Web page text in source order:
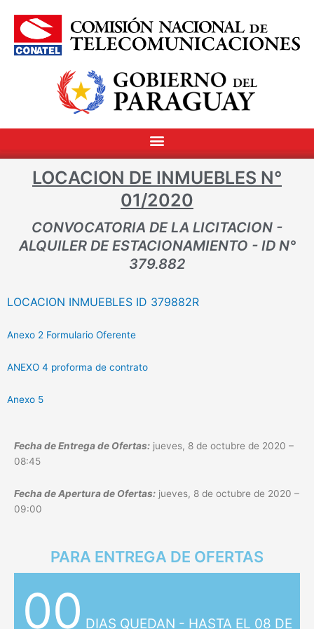
LOCACION DE INMUEBLES N°
01/2020
CONVOCATORIA DE LA LICITACION -
ALQUILER DE ESTACIONAMIENTO - ID N°
379.882
LOCACION INMUEBLES ID 379882R
Anexo 2 Formulario Oferente
ANEXO 4 proforma de contrato
Anexo 5
Fecha de Entrega de Ofertas: jueves, 8 de octubre de 2020 –
08:45
Fecha de Apertura de Ofertas: jueves, 8 de octubre de 2020 –
09:00
PARA ENTREGA DE OFERTAS
00 DIAS QUEDAN - HASTA EL 08 DE